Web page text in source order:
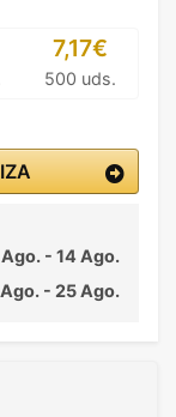
7,17€
500 uds.
Ago. - 14 Ago.
- 25 Ago.